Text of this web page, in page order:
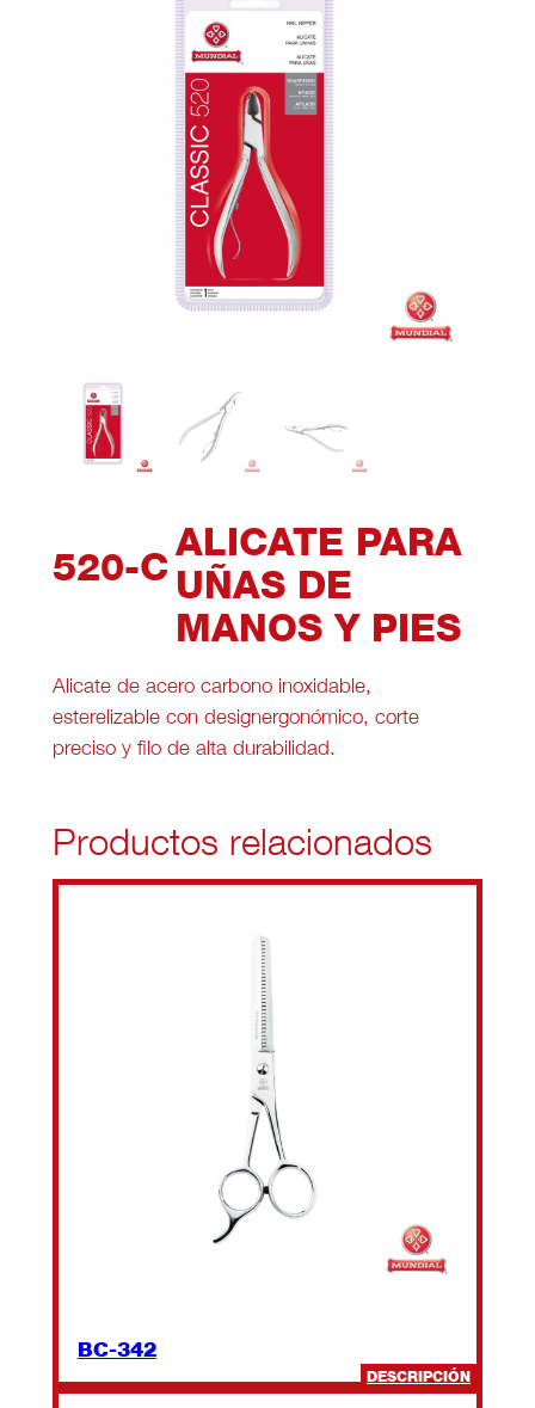
520-C
ALICATE PARA
UÑAS DE
MANOS Y PIES
Alicate de acero carbono inoxidable,
esterelizable con designergonómico, corte
preciso y filo de alta durabilidad.
Productos relacionados
BC-342
DESCRIPCIÓN:
BC-